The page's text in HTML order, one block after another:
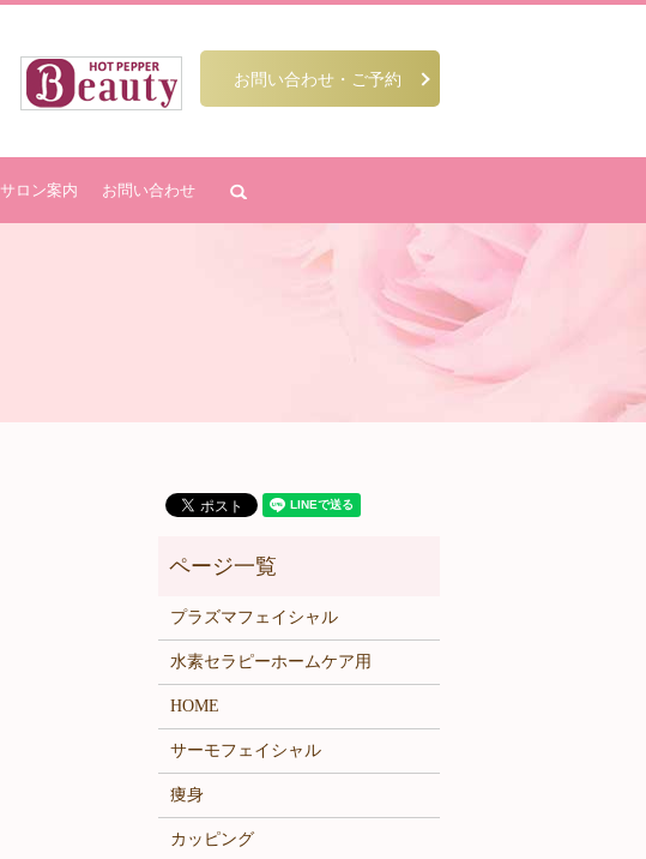
お問い合わせ・ご予約
サロン案内 お問い合わせ
プラズマフェイシャル
水素セラピーホームケア用
HOME
サーモフェイシャル
痩身
カッピング